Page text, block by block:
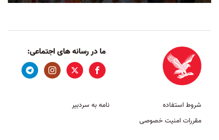
ما در رسانه های اجتماعی:
شروط استفاده
مقررات امنیت خصوصی
نامه به سردبیر